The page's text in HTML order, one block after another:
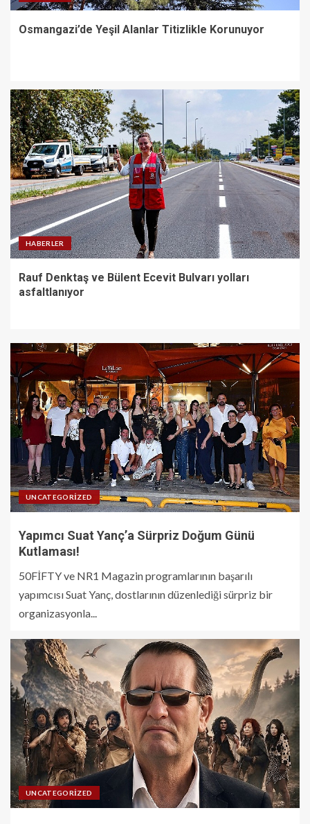
Bulvarı yolları asfaltlanıyor
5
Kemer Belediyesi Ağustos ayı
meclis toplantısı yapıldı
Osmangazi’de Yeşil Alanlar Titizlikle Korunuyor
HABERLER
Rauf Denktaş ve Bülent Ecevit Bulvarı yolları
asfaltlanıyor
UNCATEGORIZED
Yapımcı Suat Yanç’a Sürpriz Doğum Günü
Kutlaması!
50FİFTY ve NR1 Magazin programlarının başarılı
yapımcısı Suat Yanç, dostlarının düzenlediği sürpriz bir
organizasyonla...
UNCATEGORIZED